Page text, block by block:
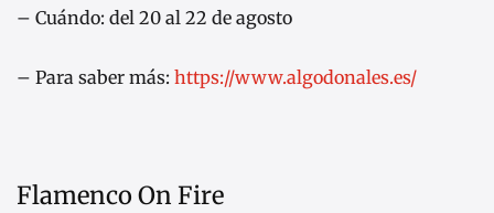
– Cuándo: del 20 al 22 de agosto
– Para saber más: https://www.algodonales.es/
Flamenco On Fire